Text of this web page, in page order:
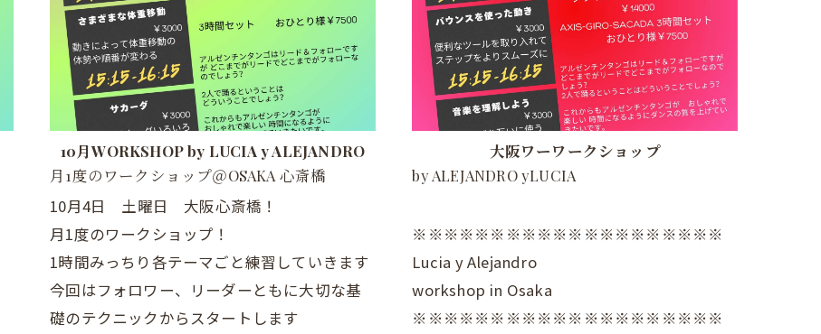
10月WORKSHOP by LUCIA y ALEJANDRO
月1度のワークショップ＠OSAKA 心斎橋
10月4日 土曜日 大阪心斎橋！
月1度のワークショップ！
1時間みっちり各テーマごと練習していきます
今回はフォロワー、リーダーともに大切な基
礎のテクニックからスタートします
大阪ワーワークショップ
by ALEJANDRO yLUCIA
※※※※※※※※※※※※※※※※※※※※
Lucia y Alejandro
workshop in Osaka
※※※※※※※※※※※※※※※※※※※※